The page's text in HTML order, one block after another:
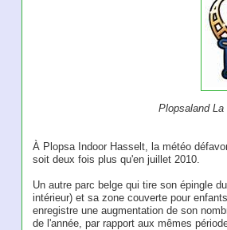
Plopsaland
À Plopsa Indoor Hasselt, la météo
soit deux fois plus qu'en juillet 2010.
Un autre parc belge qui tire son épingle
intérieur) et sa zone couverte pour
enregistre une augmentation de son
de l'année, par rapport aux mêmes